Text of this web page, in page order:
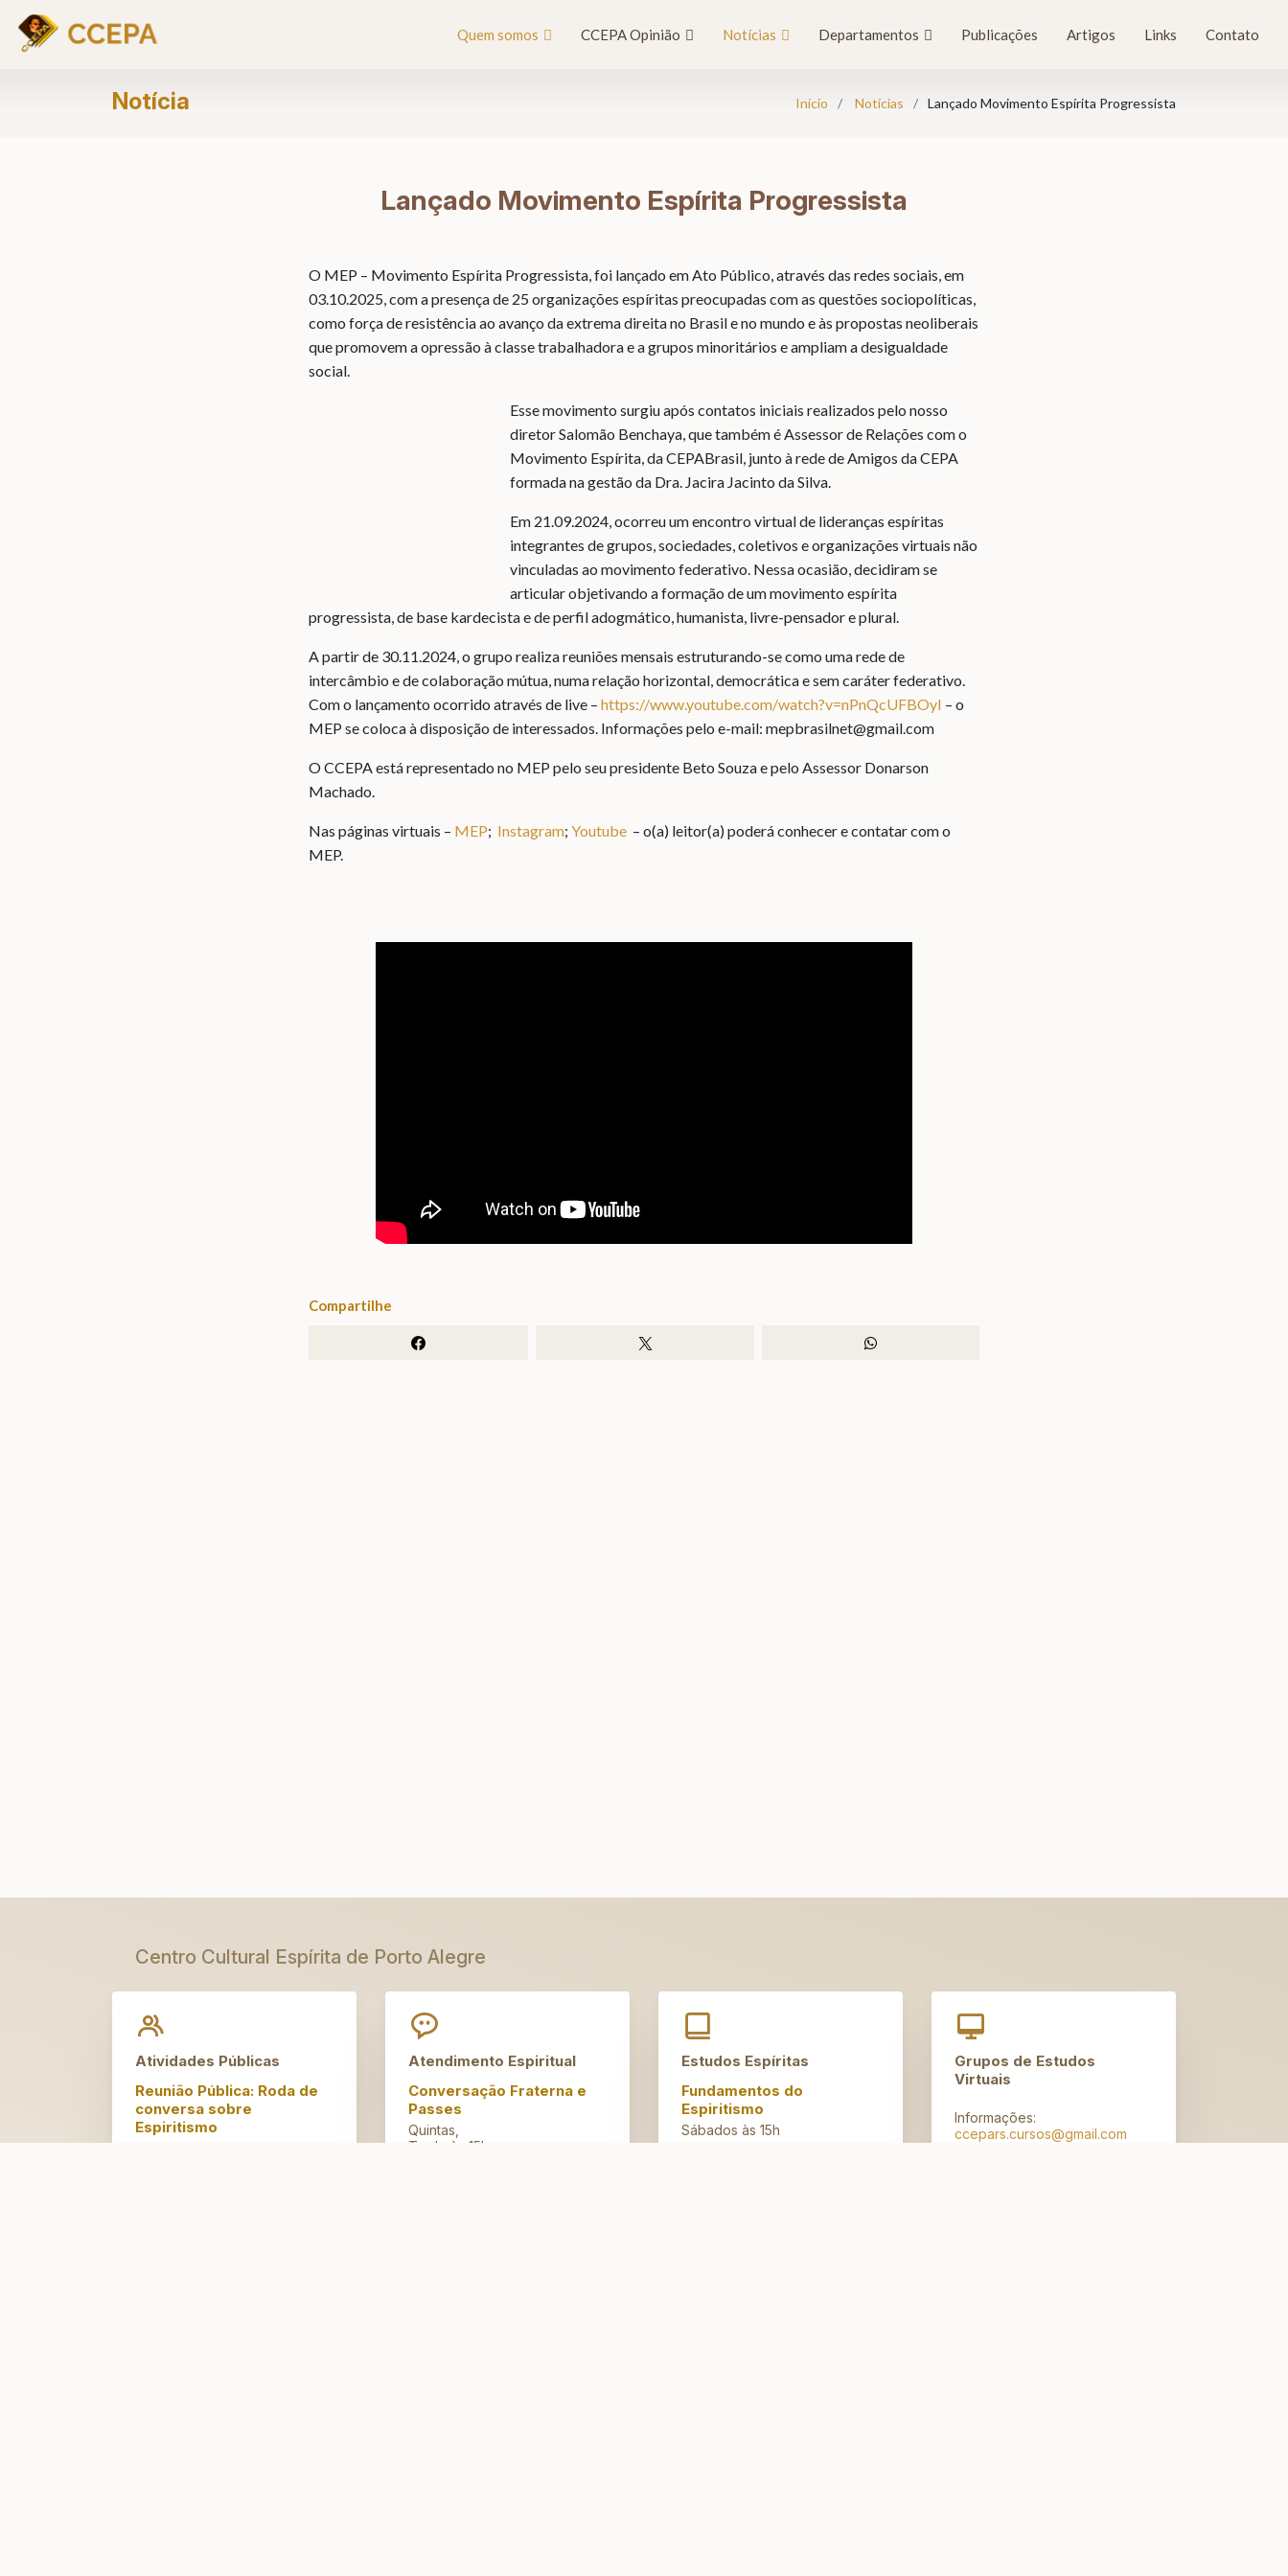
Quem somos CCEPA Opinião Notícias Departamentos Publicações Artigos Links Contato
Notícia Início Notícias Lançado Movimento Espírita Progressista
Lançado Movimento Espírita Progressista
O MEP – Movimento Espírita Progressista, foi lançado em Ato Público, através das redes sociais, em
03.10.2025, com a presença de 25 organizações espíritas preocupadas com as questões sociopolíticas,
como força de resistência ao avanço da extrema direita no Brasil e no mundo e às propostas neoliberais
que promovem a opressão à classe trabalhadora e a grupos minoritários e ampliam a desigualdade
social.
Esse movimento surgiu após contatos iniciais realizados pelo nosso
diretor Salomão Benchaya, que também é Assessor de Relações com o
Movimento Espírita, da CEPABrasil, junto à rede de Amigos da CEPA
formada na gestão da Dra. Jacira Jacinto da Silva.
Em 21.09.2024, ocorreu um encontro virtual de lideranças espíritas
integrantes de grupos, sociedades, coletivos e organizações virtuais não
vinculadas ao movimento federativo. Nessa ocasião, decidiram se
articular objetivando a formação de um movimento espírita
progressista, de base kardecista e de perfil adogmático, humanista, livre-pensador e plural.
A partir de 30.11.2024, o grupo realiza reuniões mensais estruturando-se como uma rede de
intercâmbio e de colaboração mútua, numa relação horizontal, democrática e sem caráter federativo.
Com o lançamento ocorrido através de live – https://www.youtube.com/watch?v=nPnQcUFBOyI – o
MEP se coloca à disposição de interessados. Informações pelo e-mail: mepbrasilnet@gmail.com
O CCEPA está representado no MEP pelo seu presidente Beto Souza e pelo Assessor Donarson
Machado.
Nas páginas virtuais – MEP; Instagram; Youtube – o(a) leitor(a) poderá conhecer e contatar com o
MEP.
Compartilhe
Centro Cultural Espírita de Porto Alegre
Atividades Públicas
Reunião Pública: Roda de
conversa sobre
Espiritismo
Atendimento Espiritual
Conversação Fraterna e
Passes
Quintas,
Tarde às 15h
Estudos Espíritas
Fundamentos do
Espiritismo
Sábados às 15h
Grupos de Estudos
Virtuais
Informações:
ccepars.cursos@gmail.com